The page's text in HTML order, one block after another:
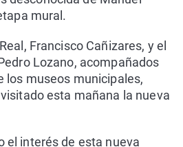
mural.
Francisco Cañizares, y el
Lozano, acompañados
los museos municipales,
esta mañana la nueva
el interés de esta nueva